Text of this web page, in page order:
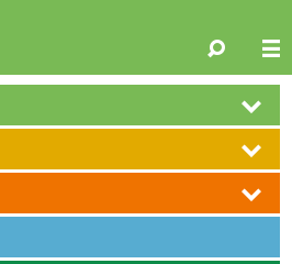
Search
REFERENZEN
KARRIERE